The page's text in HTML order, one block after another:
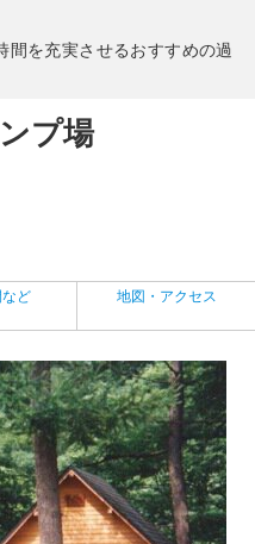
間を充実させるおすすめの過
プ場
ど 地図・アクセス